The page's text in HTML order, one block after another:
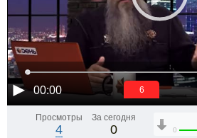
00:00 6
Просмотры
4
За сегодня
0 0